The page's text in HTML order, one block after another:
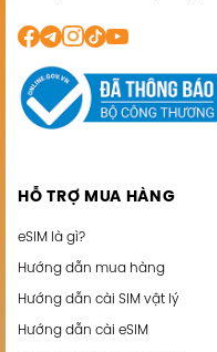
HỖ TRỢ MUA HÀNG
eSIM là gì?
Hướng dẫn mua hàng
Hướng dẫn cài SIM vật lý
Hướng dẫn cài eSIM